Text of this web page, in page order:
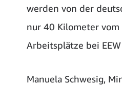
werden von der
nur 40 Kilometer
Arbeitsplätze bei
Manuela Schwesig,